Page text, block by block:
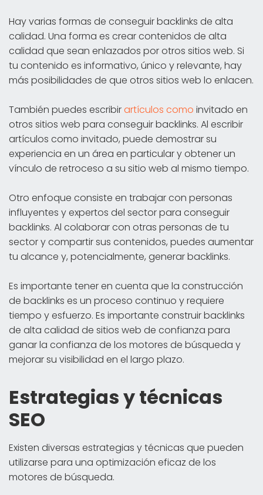
Hay varias formas de conseguir backlinks de alta
calidad. Una forma es crear contenidos de alta
calidad que sean enlazados por otros sitios web. Si
tu contenido es informativo, único y relevante, hay
más posibilidades de que otros sitios web lo enlacen.
También puedes escribirartículos como invitado en
otros sitios web para conseguir backlinks. Al escribir
artículos como invitado, puede demostrar su
experiencia en un área en particular y obtener un
vínculo de retroceso a su sitio web al mismo tiempo.
Otro enfoque consiste en trabajar con personas
influyentes y expertos del sector para conseguir
backlinks. Al colaborar con otras personas de tu
sector y compartir sus contenidos, puedes aumentar
tu alcance y, potencialmente, generar backlinks.
Es importante tener en cuenta que la construcción
de backlinks es un proceso continuo y requiere
tiempo y esfuerzo. Es importante construir backlinks
de alta calidad de sitios web de confianza para
ganar la confianza de los motores de búsqueda y
mejorar su visibilidad en el largo plazo.
Estrategias y técnicas
SEO
Existen diversas estrategias y técnicas que pueden
utilizarse para una optimización eficaz de los
motores de búsqueda.